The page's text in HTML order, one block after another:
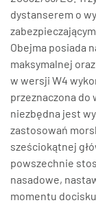
dystanserem o
Obejma posiada
maksymalnej
w wersji W4
przeznaczona do
niezbędna jest
zastosowań
sześciokątnej
powszechnie
nasadowe,
momentu